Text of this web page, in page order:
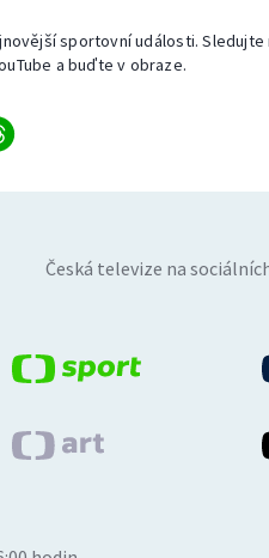
sportovní události. Sledujte
a buďte v obraze.
Česká televize na